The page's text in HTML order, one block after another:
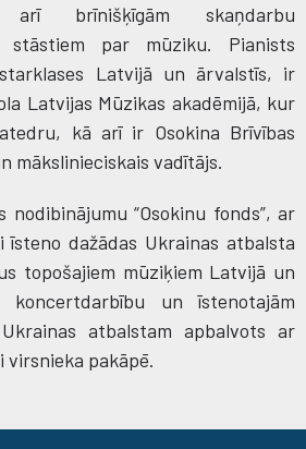
brīnišķīgām skaņdarbu
stāstiem par mūziku. Pianists
Latvijā un ārvalstīs, ir
Latvijas Mūzikas akadēmijā, kur
kā arī ir Osokina Brīvības
mākslinieciskais vadītājs.
nodibinājumu “Osokinu fonds”, ar
dažādas Ukrainas atbalsta
topošajiem mūziķiem Latvijā un
un īstenotajām
atbalstam apbalvots ar
virsnieka pakāpē.